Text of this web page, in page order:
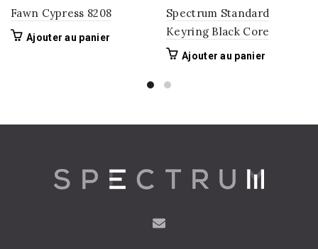
Fawn Cypress 8208
Ajouter au panier
Spectrum Standard
Keyring Black Core
Ajouter au panier